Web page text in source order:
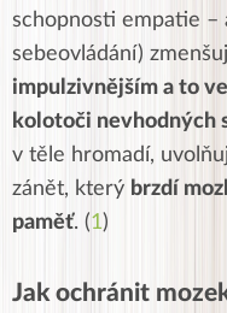
schopnosti empatie –
sebeovládání)
impulzivnějším a to
kolotoči nevhodných
v těle hromadí,
zánět, který brzdí
paměť. (1)
Jak ochránit